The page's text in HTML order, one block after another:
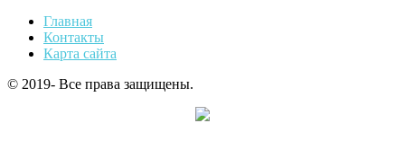
Главная
Контакты
Карта сайта
© 2019- Все права защищены.